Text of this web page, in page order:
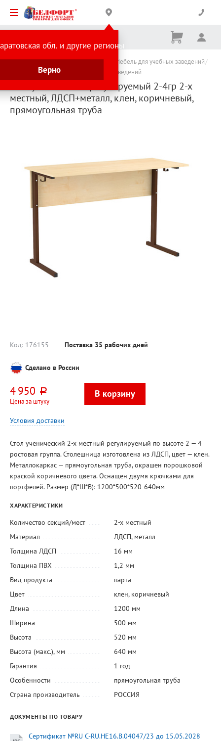
обл. и другие регионы
Верно
Корзина
Ничего
Каталог товаров Товары для школы
Мебель для учебных заведений
Мебель для школ и других учебных заведений
Стол ученический регулируемый 2-4гр 2-х
местный, ЛДСП+металл, клен, коричневый,
прямоугольная труба
Код: 176155 Поставка 35 рабочих дней
Сделано в России
4 950 руб.
Цена за штуку
Условия доставки
Стол ученический 2-х местный регулируемый по высоте 2 — 4
ростовая группа. Столешница изготовлена из ЛДСП, цвет — клен.
Металлокаркас — прямоугольная труба, окрашен порошковой
краской коричневого цвета. Оснащен двумя крючками для
портфелей. Размер (Д*Ш*В): 1200*500*520-640мм
ХАРАКТЕРИСТИКИ
Количество секций/мест
2-х местный
Материал
ЛДСП, металл
Толщина ЛДСП
16 мм
Толщина ПВХ
1,2 мм
Вид продукта
парта
Цвет
клен, коричневый
Длина
1200 мм
Ширина
500 мм
Высота
520 мм
Высота (макс.), мм
640 мм
Гарантия
1 год
Особенности
прямоугольная труба
Страна производитель
РОССИЯ
ДОКУМЕНТЫ ПО ТОВАРУ
Сертификат №RU C-RU.HE16.B.04047/23 до 15.05.2028